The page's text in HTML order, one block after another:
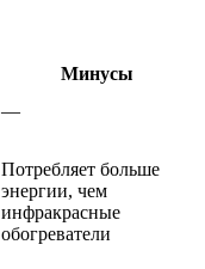
Минусы
—
Потребляет больше
энергии, чем
инфракрасные
обогреватели